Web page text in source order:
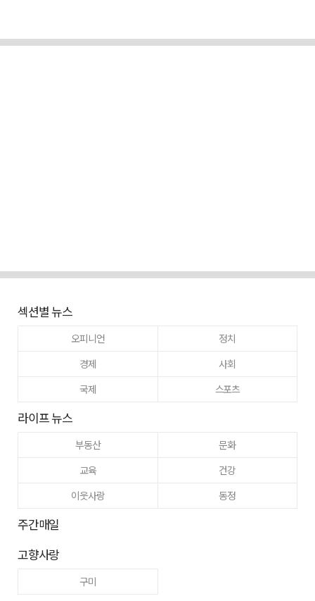
섹션별 뉴스
오피니언
정치
경제
사회
국제
스포츠
라이프 뉴스
부동산
문화
교육
건강
이웃사랑
동정
주간매일
고향사랑
구미